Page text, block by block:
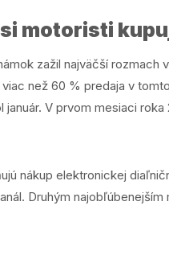
motoristi
zažil najväčší
než 60 % predaja v
január. V prvom mesiaci
nákup elektronickej
Druhým